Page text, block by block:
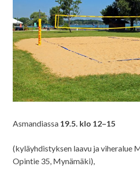
Asmandiassa 19.5. klo 12–15
(kyläyhdistyksen laavu ja viheralue
Opintie 35, Mynämäki),